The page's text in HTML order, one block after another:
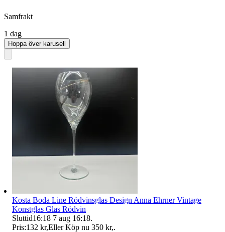
Samfrakt
1 dag
Hoppa över karusell
Kosta Boda Line Rödvinsglas Design Anna Ehrner Vintage
Konstglas Glas Rödvin
Sluttid16:18 7 aug 16:18.
Pris:132 kr,Eller Köp nu 350 kr,.